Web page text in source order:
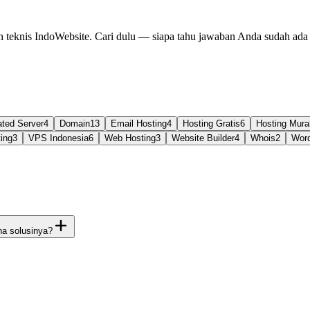
IndoWebsite. Cari dulu — siapa tahu jawaban Anda sudah
Server4 Domain13 Email Hosting4 Hosting Gratis6
Hosting
3 VPS Indonesia6 Web Hosting3 Website Builder4 Whois2
solusinya?